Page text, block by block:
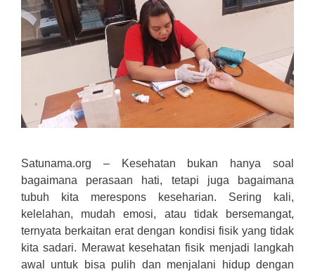
Satunama.org – Kesehatan bukan hanya soal
bagaimana perasaan hati, tetapi juga bagaimana
tubuh kita merespons keseharian. Sering kali,
kelelahan, mudah emosi, atau tidak bersemangat,
ternyata berkaitan erat dengan kondisi fisik yang tidak
kita sadari. Merawat kesehatan fisik menjadi langkah
awal untuk bisa pulih dan menjalani hidup dengan